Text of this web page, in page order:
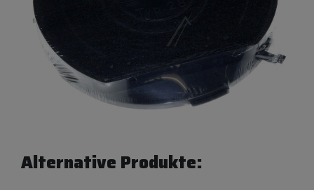
Alternative Produkte: